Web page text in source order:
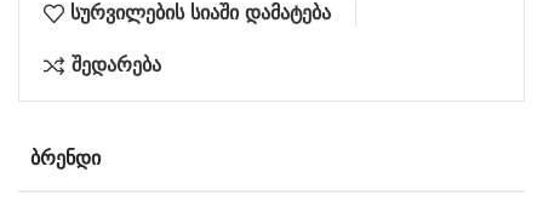
სურვილების სიაში დამატება
შედარება
ᲑᲠᲔᲜᲓᲘ